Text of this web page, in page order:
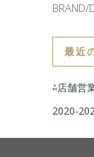
BRAND/
最近
⁂店舗営
2020-